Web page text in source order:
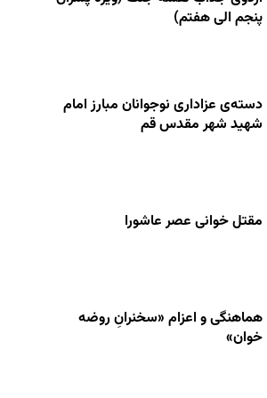
پنجم الی هفتم)
دسته‌ی عزاداری نوجوانان مبارز امام
شهید شهر مقدس قم
مقتل خوانی عصر عاشورا
هماهنگی و اعزام «سخنرانِ روضه
خوان»